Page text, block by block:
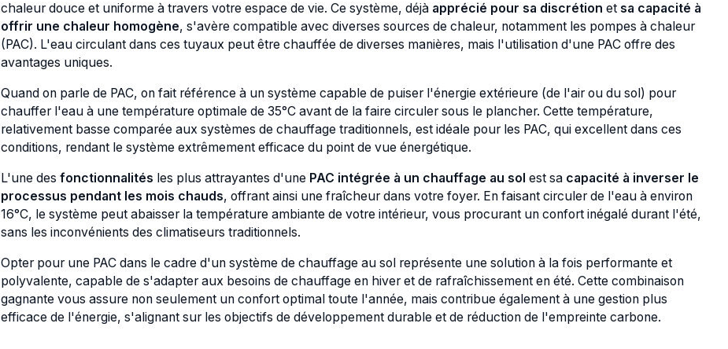
chaleur douce et uniforme à travers votre espace de vie. Ce système, déjà apprécié pour sa discrétion et sa capacité à
offrir une chaleur homogène, s'avère compatible avec diverses sources de chaleur, notamment les pompes à chaleur
(PAC). L'eau circulant dans ces tuyaux peut être chauffée de diverses manières, mais l'utilisation d'une PAC offre des
avantages uniques.
Quand on parle de PAC, on fait référence à un système capable de puiser l'énergie extérieure (de l'air ou du sol) pour
chauffer l'eau à une température optimale de 35°C avant de la faire circuler sous le plancher. Cette température,
relativement basse comparée aux systèmes de chauffage traditionnels, est idéale pour les PAC, qui excellent dans ces
conditions, rendant le système extrêmement efficace du point de vue énergétique.
L'une des fonctionnalités les plus attrayantes d'une PAC intégrée à un chauffage au sol est sa capacité à inverser le
processus pendant les mois chauds, offrant ainsi une fraîcheur dans votre foyer. En faisant circuler de l'eau à environ
16°C, le système peut abaisser la température ambiante de votre intérieur, vous procurant un confort inégalé durant l'été,
sans les inconvénients des climatiseurs traditionnels.
Opter pour une PAC dans le cadre d'un système de chauffage au sol représente une solution à la fois performante et
polyvalente, capable de s'adapter aux besoins de chauffage en hiver et de rafraîchissement en été. Cette combinaison
gagnante vous assure non seulement un confort optimal toute l'année, mais contribue également à une gestion plus
efficace de l'énergie, s'alignant sur les objectifs de développement durable et de réduction de l'empreinte carbone.